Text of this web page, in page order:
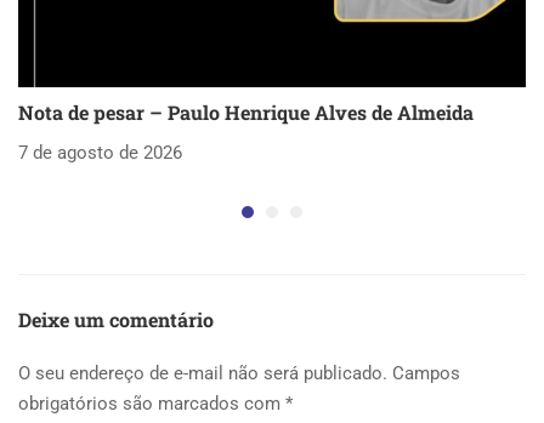
Nota de pesar – Paulo Henrique Alves de Almeida
7 de agosto de 2026
Deixe um comentário
O seu endereço de e-mail não será publicado. Campos
obrigatórios são marcados com *